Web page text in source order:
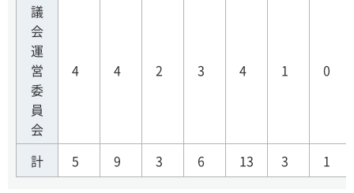
議
会
運
営
委
員
会
4 4 2 3 4 1 0
計 5 9 3 6 13 3 1